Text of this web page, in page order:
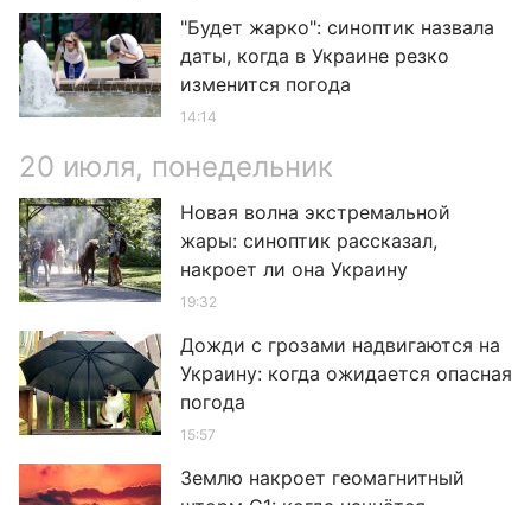
"Будет жарко": синоптик назвала
даты, когда в Украине резко
изменится погода
14:14
20 июля, понедельник
Новая волна экстремальной
жары: синоптик рассказал,
накроет ли она Украину
19:32
Дожди с грозами надвигаются на
Украину: когда ожидается опасная
погода
15:57
Землю накроет геомагнитный